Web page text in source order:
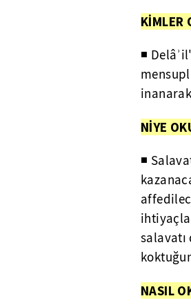
KİMLER
◾
NİYE
◾
NASIL